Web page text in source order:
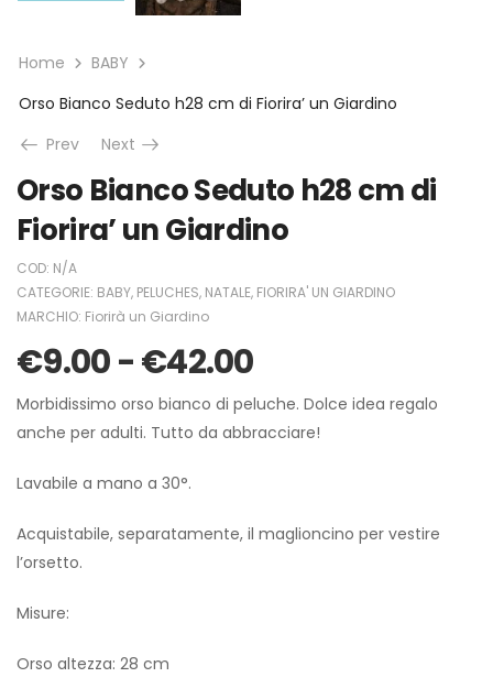
Home
BABY
Orso Bianco Seduto h28 cm di Fiorira’ un Giardino
Prev
Next
Orso Bianco Seduto h28 cm di
Fiorira’ un Giardino
COD: N/A
CATEGORIE: BABY, PELUCHES, NATALE, FIORIRA' UN GIARDINO
MARCHIO: Fiorirà un Giardino
€9.00-€42.00
Morbidissimo orso bianco di peluche. Dolce idea regalo
anche per adulti. Tutto da abbracciare!
Lavabile a mano a 30°.
Acquistabile, separatamente, il maglioncino per vestire
l’orsetto.
Misure:
Orso altezza: 28 cm